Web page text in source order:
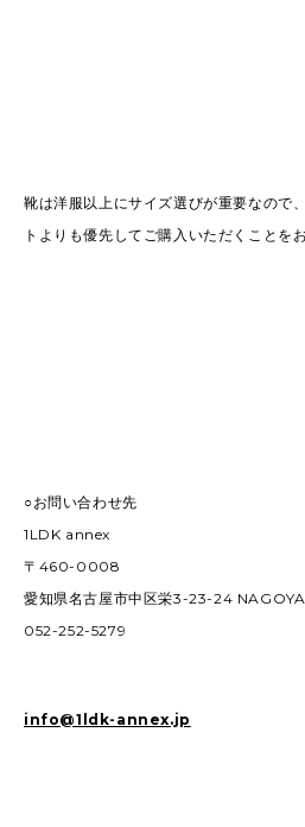
靴は洋服以上にサイズ選びが重要なので
トよりも優先してご購入いただくことを
○お問い合わせ先
1LDK annex
〒460-0008
愛知県名古屋市中区栄3-23-24
052-252-5279
info@1ldk-annex.jp